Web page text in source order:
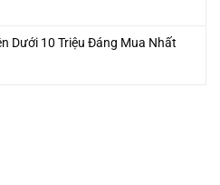
Dưới 10 Triệu Đáng Mua Nhất